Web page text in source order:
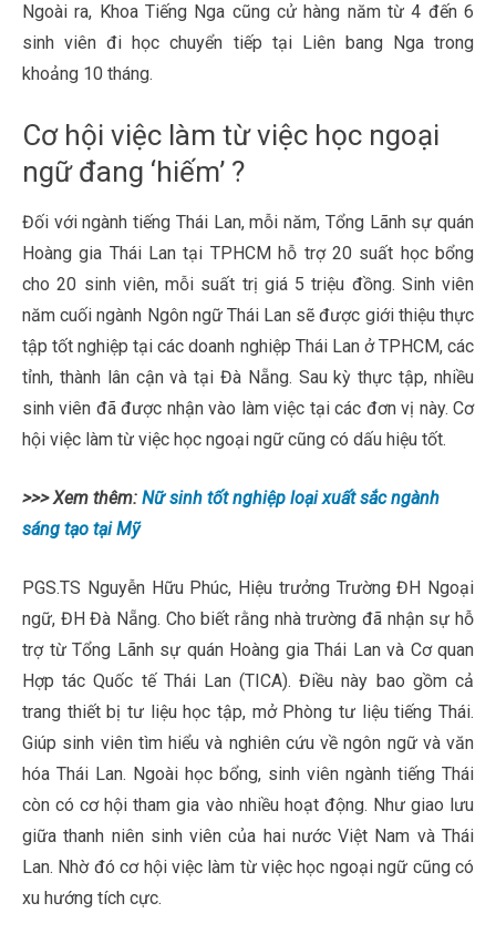
Ngoài ra, Khoa Tiếng Nga cũng cử hàng năm từ 4 đến 6
sinh viên đi học chuyển tiếp tại Liên bang Nga trong
khoảng 10 tháng.
Cơ hội việc làm từ việc học ngoại
ngữ đang ‘hiếm’ ?
Đối với ngành tiếng Thái Lan, mỗi năm, Tổng Lãnh sự quán
Hoàng gia Thái Lan tại TPHCM hỗ trợ 20 suất học bổng
cho 20 sinh viên, mỗi suất trị giá 5 triệu đồng. Sinh viên
năm cuối ngành Ngôn ngữ Thái Lan sẽ được giới thiệu thực
tập tốt nghiệp tại các doanh nghiệp Thái Lan ở TPHCM, các
tỉnh, thành lân cận và tại Đà Nẵng. Sau kỳ thực tập, nhiều
sinh viên đã được nhận vào làm việc tại các đơn vị này. Cơ
hội việc làm từ việc học ngoại ngữ cũng có dấu hiệu tốt.
>>> Xem thêm: Nữ sinh tốt nghiệp loại xuất sắc ngành
sáng tạo tại Mỹ
PGS.TS Nguyễn Hữu Phúc, Hiệu trưởng Trường ĐH Ngoại
ngữ, ĐH Đà Nẵng. Cho biết rằng nhà trường đã nhận sự hỗ
trợ từ Tổng Lãnh sự quán Hoàng gia Thái Lan và Cơ quan
Hợp tác Quốc tế Thái Lan (TICA). Điều này bao gồm cả
trang thiết bị tư liệu học tập, mở Phòng tư liệu tiếng Thái.
Giúp sinh viên tìm hiểu và nghiên cứu về ngôn ngữ và văn
hóa Thái Lan. Ngoài học bổng, sinh viên ngành tiếng Thái
còn có cơ hội tham gia vào nhiều hoạt động. Như giao lưu
giữa thanh niên sinh viên của hai nước Việt Nam và Thái
Lan. Nhờ đó cơ hội việc làm từ việc học ngoại ngữ cũng có
xu hướng tích cực.